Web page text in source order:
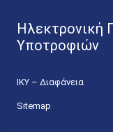
Ηλεκτρονική
Υποτροφιών
ΙΚΥ – Διαφάνεια
Sitemap